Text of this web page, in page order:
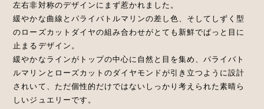
左右非対称のデザインにまず惹かれました。
緩やかな曲線とパライバトルマリンの差し色、そしてしずく型
のローズカットダイヤの組み合わせがとても新鮮でぱっと目に
止まるデザイン。
緩やかなラインがトップの中心に自然と目を集め、パライバト
ルマリンとローズカットのダイヤモンドが引き立つように設計
されいて、ただ個性的だけではないしっかり考えられた素晴ら
しいジュエリーです。